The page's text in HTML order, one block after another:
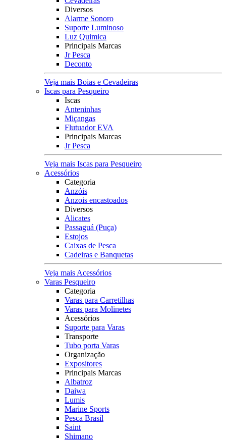
Diversos
Alarme Sonoro
Suporte Luminoso
Luz Quimica
Principais Marcas
Jr Pesca
Deconto
Veja mais Boias e Cevadeiras
Iscas para Pesqueiro
Iscas
Anteninhas
Miçangas
Flutuador EVA
Principais Marcas
Jr Pesca
Veja mais Iscas para Pesqueiro
Acessórios
Categoria
Anzóis
Anzois encastoados
Diversos
Alicates
Passaguá (Puça)
Estojos
Caixas de Pesca
Cadeiras e Banquetas
Veja mais Acessórios
Varas Pesqueiro
Categoria
Varas para Carretilhas
Varas para Molinetes
Acessórios
Suporte para Varas
Transporte
Tubo porta Varas
Organização
Expositores
Principais Marcas
Albatroz
Daiwa
Lumis
Marine Sports
Pesca Brasil
Saint
Shimano